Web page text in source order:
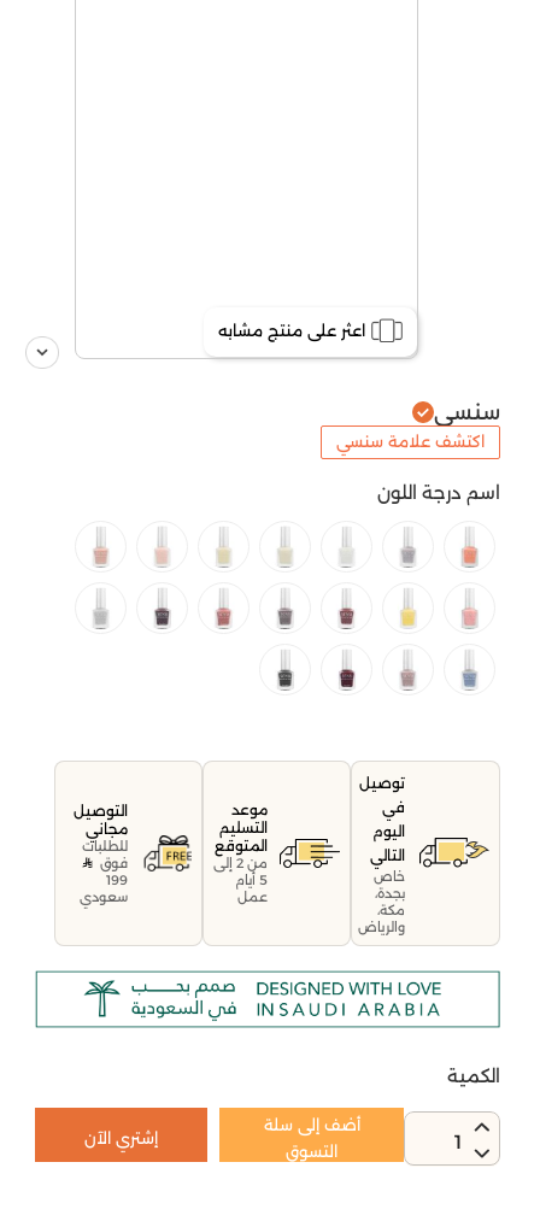
اعثر على منتج مشابه
سنسي
اكتشف علامة سنسي
اسم درجة اللون
توصيل
في
اليوم
التالي
خاص
بجدة،
مكة،
والرياض
موعد
التسليم
المتوقع
من 2 إلى
5 أيام
عمل
التوصيل
مجاني
للطلبات
فوق
199
سعودي
الكمية
1
أضف إلى سلة
التسوق
إشتري الآن